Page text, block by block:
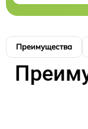
Преимущества